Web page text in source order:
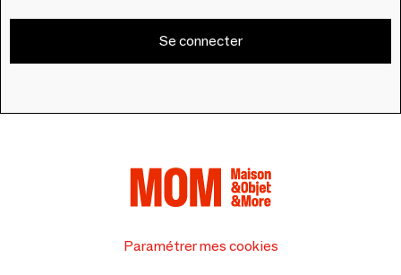
Se connecter
Paramétrer mes cookies